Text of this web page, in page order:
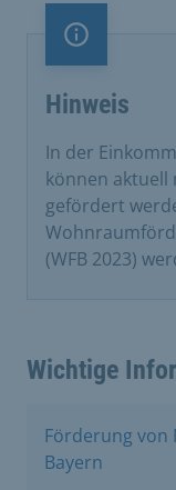
Information
Hinweis
In der
können aktuell
gefördert
(WFB 2023)
Wichtige
Förderung von
Bayern